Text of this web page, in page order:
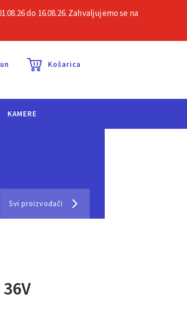
Kontakt
Košarica
KAMERE
Svi proizvođači
do 16.08.26. Zahvaljujemo se na